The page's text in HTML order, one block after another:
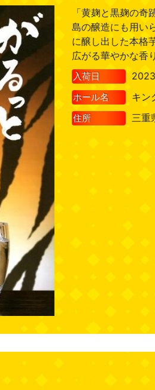
「黄麹と黒麹の
島の醸造にも用い
に醸し出した本格
広がる華やかな香
入荷日
ホール名 キン
住所 三重